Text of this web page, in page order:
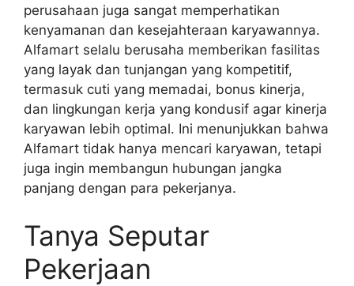
perusahaan juga sangat memperhatikan
kenyamanan dan kesejahteraan karyawannya.
Alfamart selalu berusaha memberikan fasilitas
yang layak dan tunjangan yang kompetitif,
termasuk cuti yang memadai, bonus kinerja,
dan lingkungan kerja yang kondusif agar kinerja
karyawan lebih optimal. Ini menunjukkan bahwa
Alfamart tidak hanya mencari karyawan, tetapi
juga ingin membangun hubungan jangka
panjang dengan para pekerjanya.
Tanya Seputar
Pekerjaan